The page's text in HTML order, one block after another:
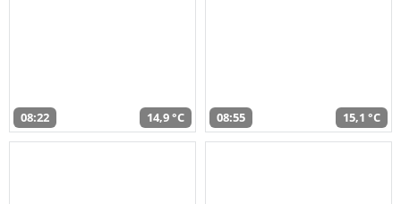
08:22 14,9 °C 08:55 15,1 °C